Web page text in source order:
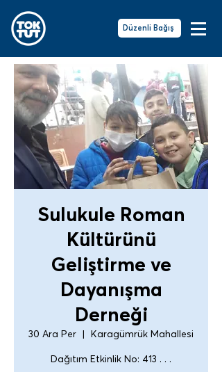
Düzenli Bağış
Sulukule Roman
Kültürünü
Geliştirme ve
Dayanışma
Derneği
30 Ara Per Karagümrük Mahallesi
Dağıtım Etkinlik No: 413 . . .